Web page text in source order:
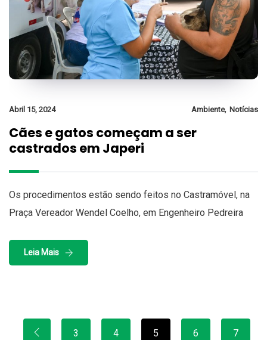
Abril 15, 2024 Ambiente, Notícias
Cães e gatos começam a ser
castrados em Japeri
Os procedimentos estão sendo feitos no Castramóvel, na
Praça Vereador Wendel Coelho, em Engenheiro Pedreira
Leia Mais
3 4 5 6 7